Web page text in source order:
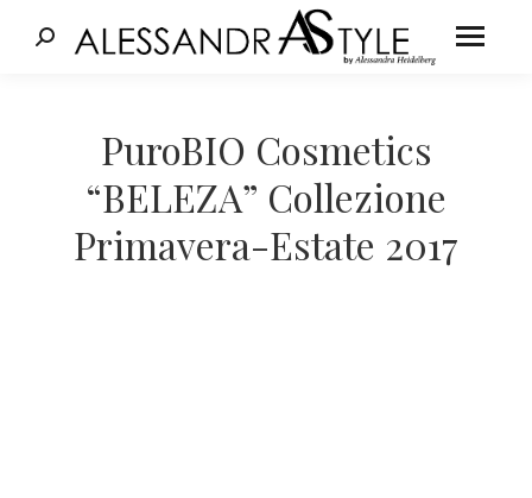
Cerca:
PuroBIO Cosmetics
“BELEZA” Collezione
Primavera-Estate 2017